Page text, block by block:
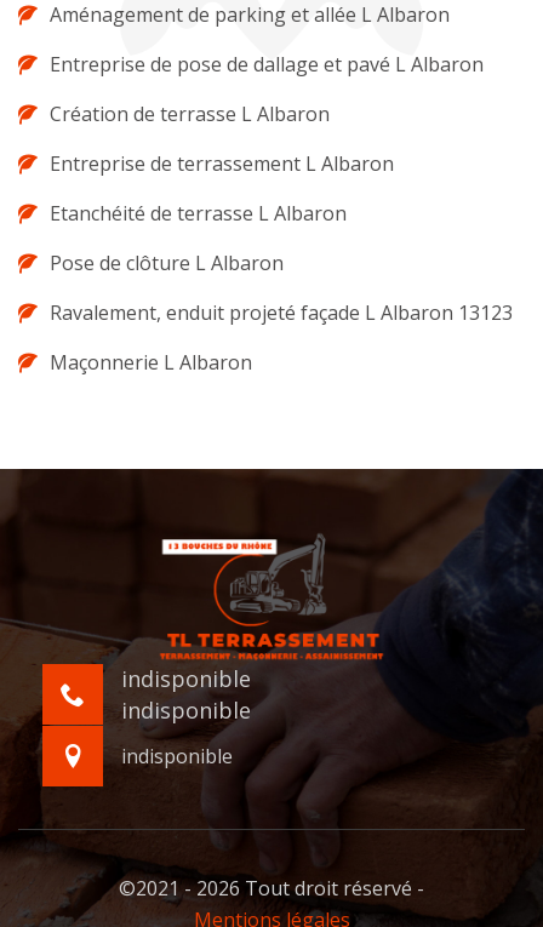
Aménagement de parking et allée L Albaron
Entreprise de pose de dallage et pavé L Albaron
Création de terrasse L Albaron
Entreprise de terrassement L Albaron
Etanchéité de terrasse L Albaron
Pose de clôture L Albaron
Ravalement, enduit projeté façade L Albaron 13123
Maçonnerie L Albaron
indisponible
indisponible
indisponible
©2021 - 2026 Tout droit réservé -
Mentions légales